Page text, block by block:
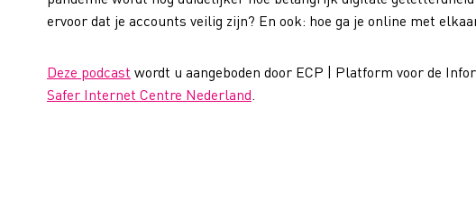
ervoor dat je accounts veilig zijn? En ook: hoe ga je online met
Deze podcast wordt u aangeboden door ECP | Platform voor de
Safer Internet Centre Nederland